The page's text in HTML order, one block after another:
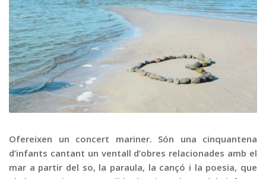
La Banqueta
Transmissions Esportives
Pòdcasts
Vídeos
Graella
Publicitat
Contacte
Ofereixen un concert mariner. Són una cinquantena
d’infants cantant un ventall d’obres relacionades amb el
mar a partir del so, la paraula, la cançó i la poesia, que